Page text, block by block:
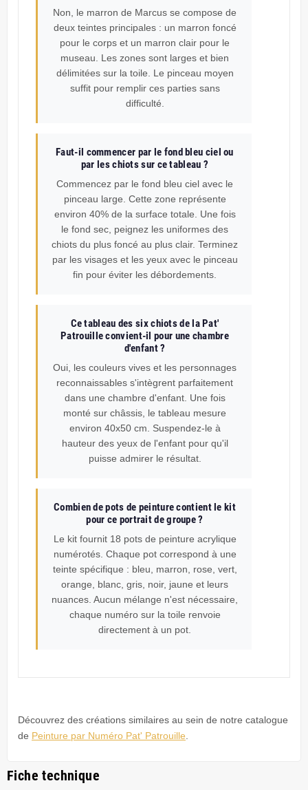
Non, le marron de Marcus se compose de
deux teintes principales : un marron foncé
pour le corps et un marron clair pour le
museau. Les zones sont larges et bien
délimitées sur la toile. Le pinceau moyen
suffit pour remplir ces parties sans
difficulté.
Faut-il commencer par le fond bleu ciel ou
par les chiots sur ce tableau ?
Commencez par le fond bleu ciel avec le
pinceau large. Cette zone représente
environ 40% de la surface totale. Une fois
le fond sec, peignez les uniformes des
chiots du plus foncé au plus clair. Terminez
par les visages et les yeux avec le pinceau
fin pour éviter les débordements.
Ce tableau des six chiots de la Pat'
Patrouille convient-il pour une chambre
d'enfant ?
Oui, les couleurs vives et les personnages
reconnaissables s'intègrent parfaitement
dans une chambre d'enfant. Une fois
monté sur châssis, le tableau mesure
environ 40x50 cm. Suspendez-le à
hauteur des yeux de l'enfant pour qu'il
puisse admirer le résultat.
Combien de pots de peinture contient le kit
pour ce portrait de groupe ?
Le kit fournit 18 pots de peinture acrylique
numérotés. Chaque pot correspond à une
teinte spécifique : bleu, marron, rose, vert,
orange, blanc, gris, noir, jaune et leurs
nuances. Aucun mélange n'est nécessaire,
chaque numéro sur la toile renvoie
directement à un pot.
Découvrez des créations similaires au sein de notre catalogue
de Peinture par Numéro Pat' Patrouille
Fiche technique